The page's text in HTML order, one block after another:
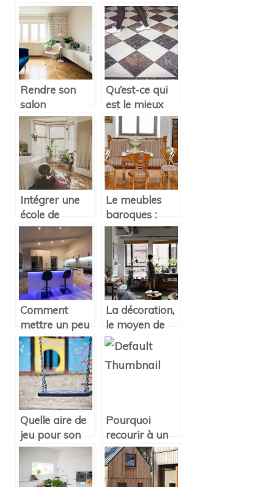
Rendre son
salon
confortable.
Qu’est-ce qui
est le mieux
pour le sol ? Le
marbre, le
granit ou le
carrelage ?
Intégrer une
école de
décoration à
Lyon
Le meubles
baroques :
style
contemporain
de décoration
Comment
mettre un peu
d’esprit
décoratif dans
une cuisine ?
La décoration,
le moyen de
redonner vie à
vos meubles et
votre maison
Quelle aire de
jeu pour son
jardin ?
Pourquoi
recourir à un
plan
d’architecte
avant